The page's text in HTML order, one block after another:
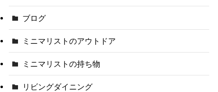
ブログ
ミニマリストのアウトドア
ミニマリストの持ち物
リビングダイニング